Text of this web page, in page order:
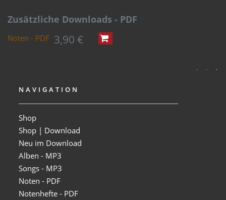
Zusätzliche Downloads - PDF
Noten - PDF 3,90 €
NAVIGATION
Shop
Shop | Download
Neu im Download
Alben - MP3
Songs - MP3
Noten - PDF
Notenhefte - PDF